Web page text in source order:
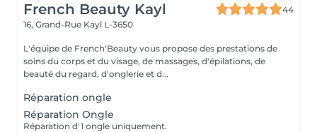
French Beauty Kayl
44
16, Grand-Rue Kayl L-3650
L'équipe de French'Beauty vous propose des prestations de
soins du corps et du visage, de massages, d'épilations, de
beauté du regard, d'onglerie et d...
Réparation ongle
Réparation Ongle
Réparation d'1 ongle uniquement.